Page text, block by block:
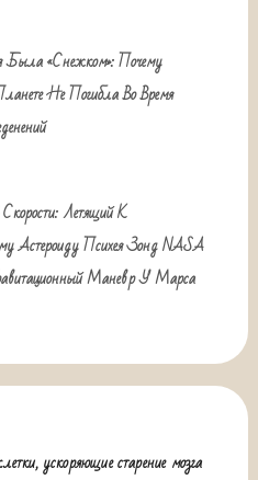
Была «снежком»: Почему
Не Погибла Во Время
Летящий К
Астероиду Психея Зонд NASA
Маневр У Марса
ускоряющие старение мозга